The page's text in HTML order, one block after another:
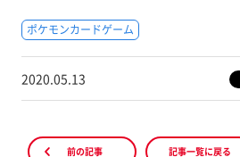
ポケモンカードゲーム
2020.05.13
前の記事 記事一覧に戻る